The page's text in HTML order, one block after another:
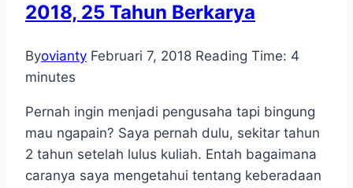
2018, 25 Tahun Berkarya
Byovianty Februari 7, 2018 Reading Time: 4
minutes
Pernah ingin menjadi pengusaha tapi bingung
mau ngapain? Saya pernah dulu, sekitar tahun
2 tahun setelah lulus kuliah. Entah bagaimana
caranya saya mengetahui tentang keberadaan